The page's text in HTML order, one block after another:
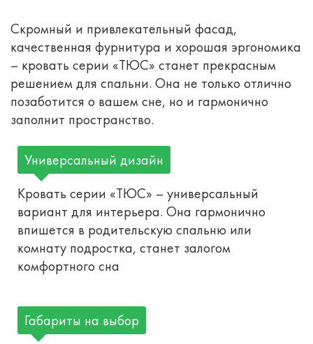
Скромный и привлекательный фасад,
качественная фурнитура и хорошая эргономика
– кровать серии «ТЮС» станет прекрасным
решением для спальни. Она не только отлично
позаботится о вашем сне, но и гармонично
заполнит пространство.
Универсальный дизайн
Кровать серии «ТЮС» – универсальный
вариант для интерьера. Она гармонично
впишется в родительскую спальню или
комнату подростка, станет залогом
комфортного сна
Габариты на выбор